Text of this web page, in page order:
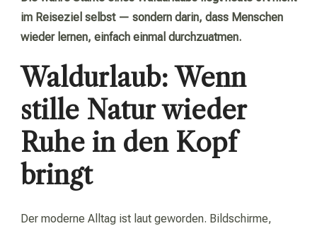
im Reiseziel selbst — sondern darin, dass Menschen
wieder lernen, einfach einmal durchzuatmen.
Waldurlaub: Wenn
stille Natur wieder
Ruhe in den Kopf
bringt
Der moderne Alltag ist laut geworden. Bildschirme,